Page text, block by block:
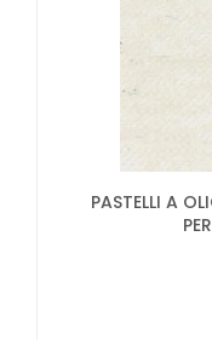
PASTELLI A